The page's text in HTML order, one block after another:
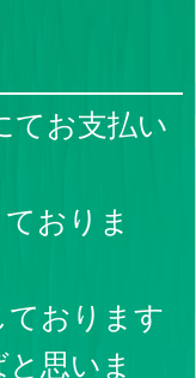
てお支払い
おりま
ております
思いま